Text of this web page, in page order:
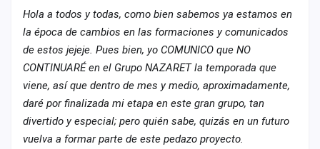
Hola a todos y todas, como bien sabemos ya estamos en
la época de cambios en las formaciones y comunicados
de estos jejeje. Pues bien, yo COMUNICO que NO
CONTINUARÉ en el Grupo NAZARET la temporada que
viene, así que dentro de mes y medio, aproximadamente,
daré por finalizada mi etapa en este gran grupo, tan
divertido y especial; pero quién sabe, quizás en un futuro
vuelva a formar parte de este pedazo proyecto.
Administración
Contacto